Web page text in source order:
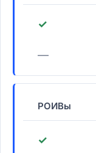
✓
—
РОИВы
✓